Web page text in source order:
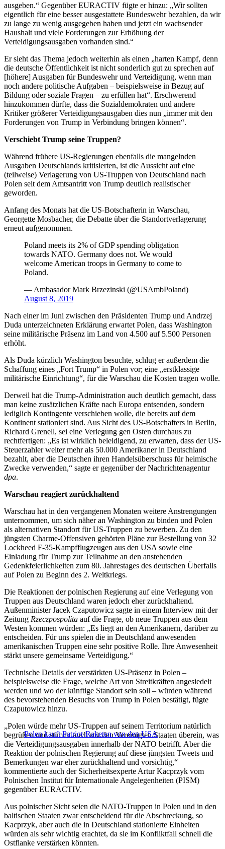
ausgeben.“ Gegenüber EURACTIV fügte er hinzu: „Wir sollten
eigentlich für eine besser ausgestattete Bundeswehr bezahlen, da wir
zu lange zu wenig ausgegeben haben und jetzt ein wachsender
Haushalt und viele Forderungen zur Erhöhung der
Verteidigungsausgaben vorhanden sind.“
Er sieht das Thema jedoch weiterhin als einen „harten Kampf, denn
die deutsche Öffentlichkeit ist nicht sonderlich gut zu sprechen auf
[höhere] Ausgaben für Bundeswehr und Verteidigung, wenn man
noch andere politische Aufgaben – beispielsweise in Bezug auf
Bildung oder soziale Fragen – zu erfüllen hat“. Erschwerend
hinzukommen dürfte, dass die Sozialdemokraten und andere
Kritiker größerer Verteidigungsausgaben dies nun „immer mit den
Forderungen von Trump in Verbindung bringen können“.
Verschiebt Trump seine Truppen?
Während frühere US-Regierungen ebenfalls die mangelnden
Ausgaben Deutschlands kritisierten, ist die Aussicht auf eine
(teilweise) Verlagerung von US-Truppen von Deutschland nach
Polen seit dem Amtsantritt von Trump deutlich realistischer
geworden.
Anfang des Monats hat die US-Botschafterin in Warschau,
Georgette Mosbacher, die Debatte über die Standortverlagerung
erneut aufgenommen.
Poland meets its 2% of GDP spending obligation
towards NATO. Germany does not. We would
welcome American troops in Germany to come to
Poland.
— Ambasador Mark Brzezinski (@USAmbPoland)
August 8, 2019
Nach einer im Juni zwischen den Präsidenten Trump und Andrzej
Duda unterzeichneten Erklärung erwartet Polen, dass Washington
seine militärische Präsenz im Land von 4.500 auf 5.500 Personen
erhöht.
Als Duda kürzlich Washington besuchte, schlug er außerdem die
Schaffung eines „Fort Trump“ in Polen vor; eine „erstklassige
militärische Einrichtung“, für die Warschau die Kosten tragen wolle.
Derweil hat die Trump-Administration auch deutlich gemacht, dass
man keine zusätzlichen Kräfte nach Europa entsenden, sondern
lediglich Kontingente verschieben wolle, die bereits auf dem
Kontinent stationiert sind. Aus Sicht des US-Botschafters in Berlin,
Richard Grenell, sei eine Verlegung gen Osten durchaus zu
rechtfertigen: „Es ist wirklich beleidigend, zu erwarten, dass der US-
Steuerzahler weiter mehr als 50.000 Amerikaner in Deutschland
bezahlt, aber die Deutschen ihren Handelsüberschuss für heimische
Zwecke verwenden,“ sagte er gegenüber der Nachrichtenagentur
dpa.
Warschau reagiert zurückhaltend
Warschau hat in den vergangenen Monaten weitere Anstrengungen
unternommen, um sich näher an Washington zu binden und Polen
als alternativen Standort für US-Truppen zu bewerben. Zu den
jüngsten Charme-Offensiven gehörten Pläne zur Bestellung von 32
Lockheed F-35-Kampfflugzeugen aus den USA sowie eine
Einladung für Trump zur Teilnahme an den anstehenden
Gedenkfeierlichkeiten zum 80. Jahrestages des deutschen Überfalls
auf Polen zu Beginn des 2. Weltkriegs.
Die Reaktionen der polnischen Regierung auf eine Verlegung von
Truppen aus Deutschland waren jedoch eher zurückhaltend.
Außenminister Jacek Czaputowicz sagte in einem Interview mit der
Zeitung Rzeczpospolita auf die Frage, ob neue Truppen aus dem
Westen kommen würden: „Es liegt an den Amerikanern, darüber zu
entscheiden. Für uns spielen die in Deutschland anwesenden
amerikanischen Truppen eine sehr positive Rolle. Ihre Anwesenheit
stärkt unsere gemeinsame Verteidigung.“
Technische Details der verstärkten US-Präsenz in Polen –
beispielsweise die Frage, welche Art von Streitkräften angesiedelt
werden und wo der künftige Standort sein soll – würden während
des bevorstehenden Besuchs von Trump in Polen bestätigt, fügte
Czaputowicz hinzu.
Polen kauft Patriot-Raketen von den USA
„Polen würde mehr US-Truppen auf seinem Territorium natürlich
begrüßen und stimmt auch mit den Vereinigten Staaten überein, was
die Verteidigungsausgaben innerhalb der NATO betrifft. Aber die
Reaktion der polnischen Regierung auf diese jüngsten Tweets und
Bemerkungen war eher zurückhaltend und vorsichtig,“
kommentierte auch der Sicherheitsexperte Artur Kacprzyk vom
Polnischen Institut für Internationale Angelegenheiten (PISM)
gegenüber EURACTIV.
Aus polnischer Sicht seien die NATO-Truppen in Polen und in den
baltischen Staaten zwar entscheidend für die Abschreckung, so
Kacprzyk, aber auch die in Deutschland stationierte Einheiten
würden als sehr wichtig erachtet, da sie im Konfliktfall schnell die
Ostflanke verstärken könnten.